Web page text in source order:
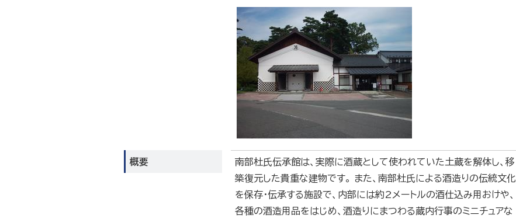
概要
南部杜氏伝承館は、実際に酒蔵として使われていた土蔵を解体し、移
築復元した貴重な建物です。 また、南部杜氏による酒造りの伝統文化
を保存・伝承する施設で、内部には約2メートルの酒仕込み用おけや、
各種の酒造用品をはじめ、酒造りにまつわる蔵内行事のミニチュアな